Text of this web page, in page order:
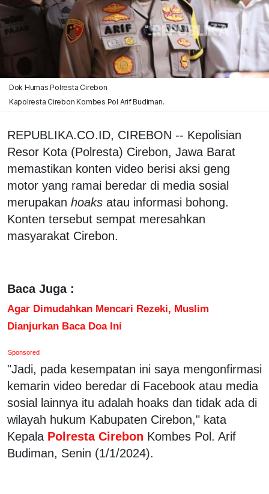
Dok Humas Polresta Cirebon
Kapolresta Cirebon Kombes Pol Arif Budiman.
REPUBLIKA.CO.ID, CIREBON -- Kepolisian
Resor Kota (Polresta) Cirebon, Jawa Barat
memastikan konten video berisi aksi geng
motor yang ramai beredar di media sosial
merupakan hoaks atau informasi bohong.
Konten tersebut sempat meresahkan
masyarakat Cirebon.
Baca Juga :
Agar Dimudahkan Mencari Rezeki, Muslim
Dianjurkan Baca Doa Ini
Sponsored
"Jadi, pada kesempatan ini saya mengonfirmasi
kemarin video beredar di Facebook atau media
sosial lainnya itu adalah hoaks dan tidak ada di
wilayah hukum Kabupaten Cirebon," kata
Kepala Polresta Cirebon Kombes Pol. Arif
Budiman, Senin (1/1/2024).